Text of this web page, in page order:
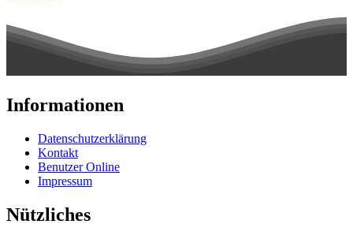
Informationen
Datenschutzerklärung
Kontakt
Benutzer Online
Impressum
Nützliches